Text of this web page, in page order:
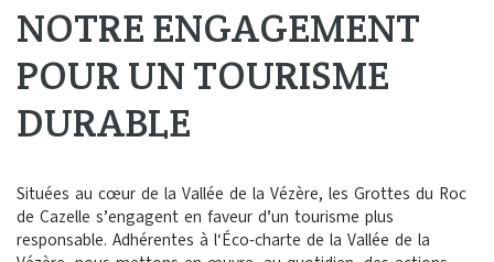
NOTRE ENGAGEMENT
POUR UN TOURISME
DURABLE
Situées au cœur de la Vallée de la Vézère, les Grottes du Roc
de Cazelle s’engagent en faveur d’un tourisme plus
responsable. Adhérentes à l‘Éco-charte de la Vallée de la